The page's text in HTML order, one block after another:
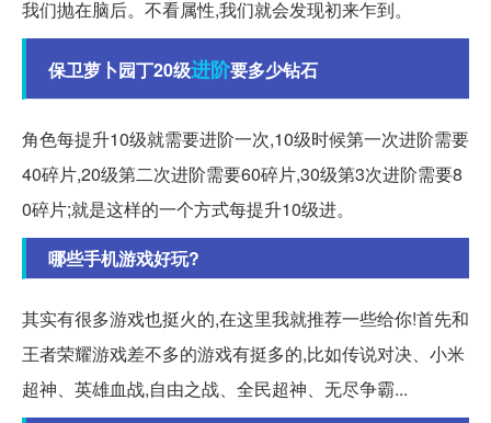
我们抛在脑后。不看属性,我们就会发现初来乍到。
保卫萝卜园丁20级进阶要多少钻石
角色每提升10级就需要进阶一次,10级时候第一次进阶需要
40碎片,20级第二次进阶需要60碎片,30级第3次进阶需要8
0碎片;就是这样的一个方式每提升10级进。
哪些手机游戏好玩?
其实有很多游戏也挺火的,在这里我就推荐一些给你!首先和
王者荣耀游戏差不多的游戏有挺多的,比如传说对决、小米
超神、英雄血战,自由之战、全民超神、无尽争霸...